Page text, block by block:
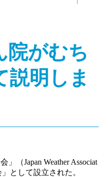
院がむち
説明しま
（Japan Weather Associat
として設立された。